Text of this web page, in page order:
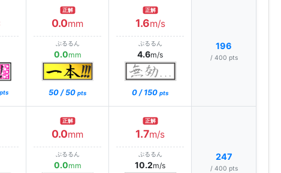
pts
正解
0.0mm
ぷるるん
0.0mm
50 / 50 pts
正解
1.6m/s
ぷるるん
4.6m/s
0 / 150 pts
196
/ 400 pts
正解
0.0mm
ぷるるん
0.0mm
正解
1.7m/s
ぷるるん
10.2m/s
247
/ 400 pts